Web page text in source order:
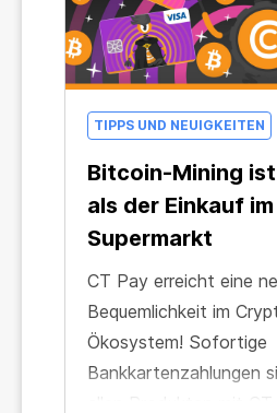
TIPPS UND NEUIGKEITEN
Bitcoin-Mining
als der Einkauf im
Supermarkt
CT Pay erreicht eine
Bequemlichkeit im
Ökosystem! Sofortige
Bankkartenzahlungen